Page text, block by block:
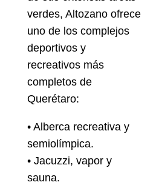
verdes, Altozano ofrece
uno de los complejos
deportivos y
recreativos más
completos de
Querétaro:
• Alberca recreativa y
semiolímpica.
• Jacuzzi, vapor y
sauna.